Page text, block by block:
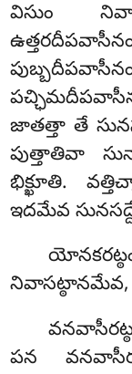
విసుం
జాతత్తా తే
పుత్తాతివా
భిక్ఖూతి.
ఇదమేవ
నివాసట్ఠానమేవ,
పన